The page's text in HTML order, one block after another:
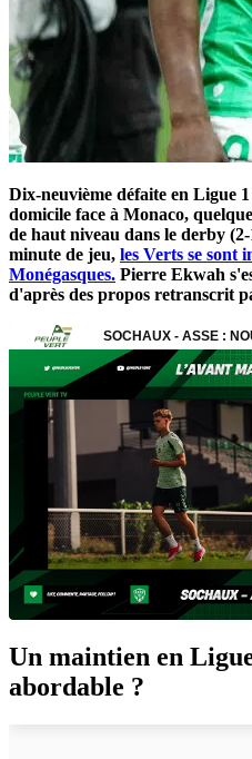
Dix-neuvième défaite en Ligue
domicile face à Monaco,
de haut niveau dans le derby
minute de jeu, les Verts se sont
Monégasques. Pierre Ekwah
d'après des propos retranscrit
Un maintien en
abordable ?